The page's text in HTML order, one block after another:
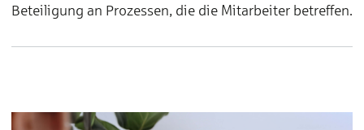
Beteiligung an Prozessen, die die Mitarbeiter betreffen.